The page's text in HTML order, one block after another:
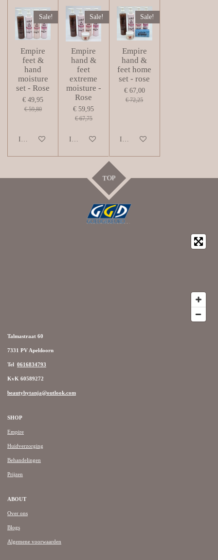
Sale!
Empire
feet &
hand
moisture
set - Rose
€ 49,95
€ 59,80
In winkelwagen
Sale!
Empire
hand &
feet
extreme
moisture -
Rose
€ 59,95
€ 67,75
In winkelwagen
Sale!
Empire
hand &
feet home
set - rose
€ 67,00
€ 72,25
In winkelwagen
TOP
Talmastraat 60
7331 PV Apeldoorn
Tel 0616834793
KvK 60589272
beautybytanja@outlook.com
SHOP
Empire
Huidverzorging
Behandelingen
Prijzen
ABOUT
Over ons
Blogs
Algemene voorwaarden